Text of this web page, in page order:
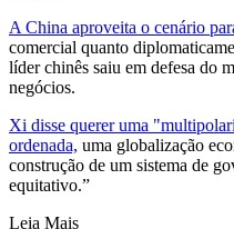
A China aproveita o cenário
comercial quanto
líder chinês saiu em defesa do
negócios.
Xi disse querer uma
ordenada, uma globalização
construção de um sistema de
equitativo.”
Leia Mais